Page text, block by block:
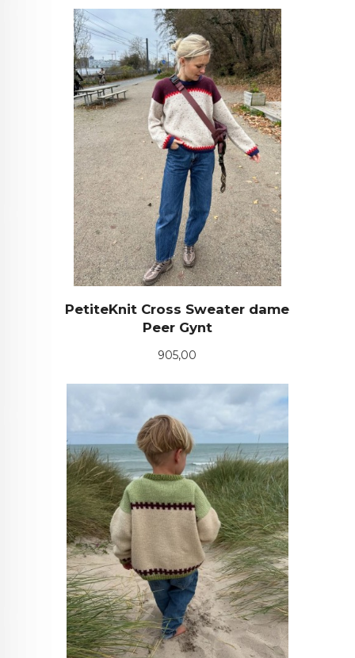
PetiteKnit Cross Sweater dame
Peer Gynt
Pris
905,00